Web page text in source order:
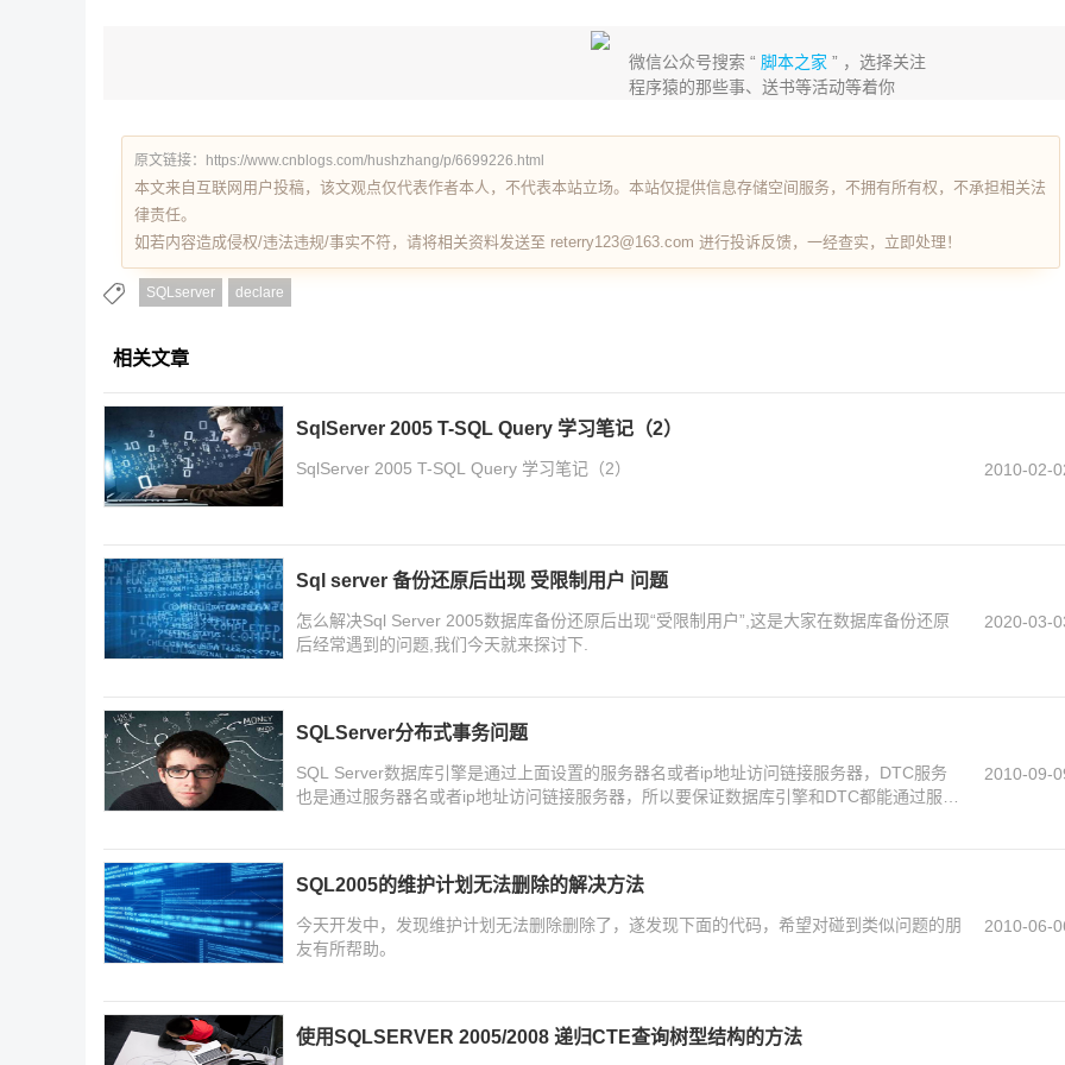
微信公众号搜索 “脚本之家 ” ，选择关注
程序猿的那些事、送书等活动等着你
原文链接：https://www.cnblogs.com/hushzhang/p/6699226.html
本文来自互联网用户投稿，该文观点仅代表作者本人，不代表本站立场。本站仅提供信息存储空间服务，不拥有所有权，不承担相关法
律责任。
如若内容造成侵权/违法违规/事实不符，请将相关资料发送至 reterry123@163.com 进行投诉反馈，一经查实，立即处理！
SQLserver declare
相关文章
SqlServer 2005 T-SQL Query 学习笔记（2）
SqlServer 2005 T-SQL Query 学习笔记（2） 2010-02-
Sql server 备份还原后出现 受限制用户 问题
怎么解决Sql Server 2005数据库备份还原后出现“受限制用户”,这是大家在数据库备份还原
后经常遇到的问题,我们今天就来探讨下.
2020-03-
SQLServer分布式事务问题
SQL Server数据库引擎是通过上面设置的服务器名或者ip地址访问链接服务器，DTC服务
也是通过服务器名或者ip地址访问链接服务器，所以要保证数据库引擎和DTC都能通过服务
2010-09-
SQL2005的维护计划无法删除的解决方法
今天开发中，发现维护计划无法删除删除了，遂发现下面的代码，希望对碰到类似问题的朋
友有所帮助。
2010-06-
使用SQLSERVER 2005/2008 递归CTE查询树型结构的方法